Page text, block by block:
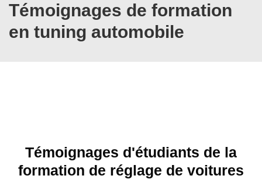
Témoignages de formation
en tuning automobile
Témoignages d'étudiants de la
formation de réglage de voitures